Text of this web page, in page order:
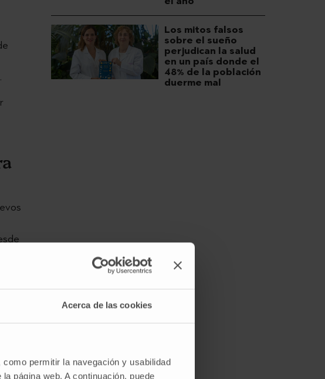
Acerca de las cookies
permitir la navegación y usabilidad
página web. A continuación, puede
Los mitos falsos
sobre el sueño
perjudican la salud
en un país donde el
48% de la población
duerme mal